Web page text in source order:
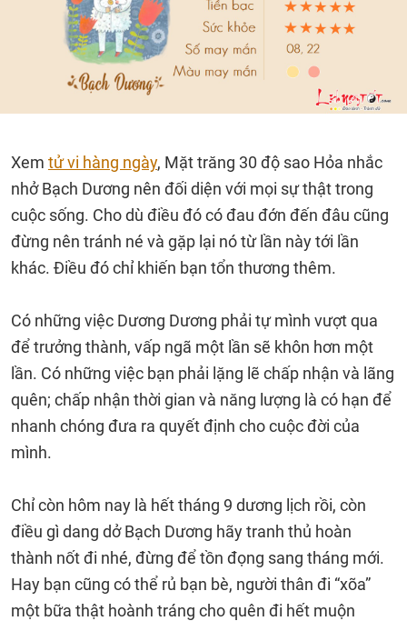
Xem tử vi hàng ngày, Mặt trăng 30 độ sao Hỏa nhắc
nhở Bạch Dương nên đối diện với mọi sự thật trong
cuộc sống. Cho dù điều đó có đau đớn đến đâu cũng
đừng nên tránh né và gặp lại nó từ lần này tới lần
khác. Điều đó chỉ khiến bạn tổn thương thêm.
Có những việc Dương Dương phải tự mình vượt qua
để trưởng thành, vấp ngã một lần sẽ khôn hơn một
lần. Có những việc bạn phải lặng lẽ chấp nhận và lãng
quên; chấp nhận thời gian và năng lượng là có hạn để
nhanh chóng đưa ra quyết định cho cuộc đời của
mình.
Chỉ còn hôm nay là hết tháng 9 dương lịch rồi, còn
điều gì dang dở Bạch Dương hãy tranh thủ hoàn
thành nốt đi nhé, đừng để tồn đọng sang tháng mới.
Hay bạn cũng có thể rủ bạn bè, người thân đi “xõa”
một bữa thật hoành tráng cho quên đi hết muộn